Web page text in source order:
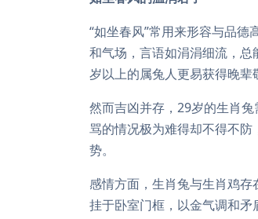
“如坐春风”常用来形容与品
和气场，言语如涓涓细流，
岁以上的属兔人更易获得晚辈
然而吉凶并存，29岁的生肖
骂的情况极为难得却不得不
势。
感情方面，生肖兔与生肖鸡存
挂于卧室门框，以金气调和矛